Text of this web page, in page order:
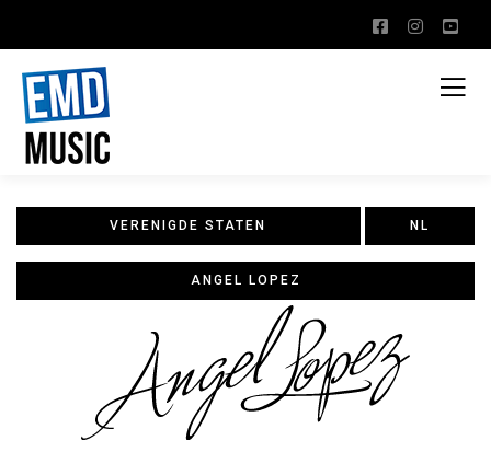
VERENIGDE STATEN NL
ANGEL LOPEZ